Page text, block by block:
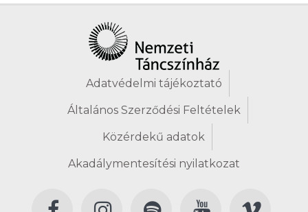
Adatvédelmi tájékoztató
Általános Szerződési Feltételek
Közérdekű adatok
Akadálymentesítési nyilatkozat